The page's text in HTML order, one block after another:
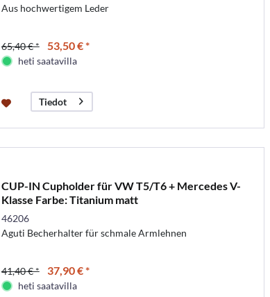
Aus hochwertigem Leder
65,40 € * 53,50 € *
heti saatavilla
Tiedot
CUP-IN Cupholder für VW T5/T6 + Mercedes V-
Klasse Farbe: Titanium matt
46206
Aguti Becherhalter für schmale Armlehnen
41,40 € * 37,90 € *
heti saatavilla